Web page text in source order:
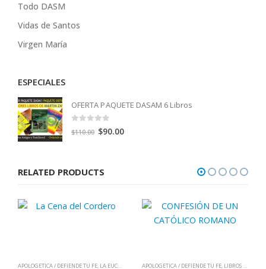
Todo DASM
Vidas de Santos
Virgen María
ESPECIALES
OFERTA PAQUETE DASAM 6 Libros
out of 5
$110.00 Original
$110.00.
$90.00Current
RELATED PRODUCTS
APOLOGETICA / DEFIENDE TU FE LA EUCARISTÍA = CRISTO JESÚS ,LIBROS QUE CAMBIAN VIDAS
APOLOGETICA / DEFIENDE TU FE LIBROS QUE CAMBIAN VIDAS